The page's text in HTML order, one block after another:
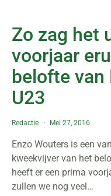
Zo zag het
voorjaar
belofte van
U23
Redactie Mei 27, 2016
Enzo Wouters is een
kweekvijver van het
heeft er een prima
zullen we nog veel…